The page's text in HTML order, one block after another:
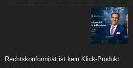
Rechtskonformität ist kein Klick-Produkt